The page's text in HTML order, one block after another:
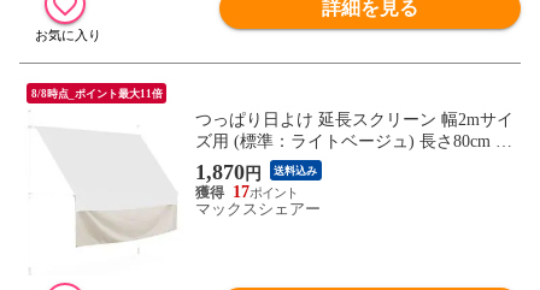
詳細を見る
8/8時点_ポイント最大11倍
つっぱり日よけ 延長スクリーン 幅2mサイ
ズ用 (標準：ライトベージュ) 長さ80cm つ
っぱり日よけスクリーン サンシェード シ
ェード オーニング ※延長用スクリーンの
み/日よけ本体別売 送料無料
1,870円 送料込み
17
マックスシェアー